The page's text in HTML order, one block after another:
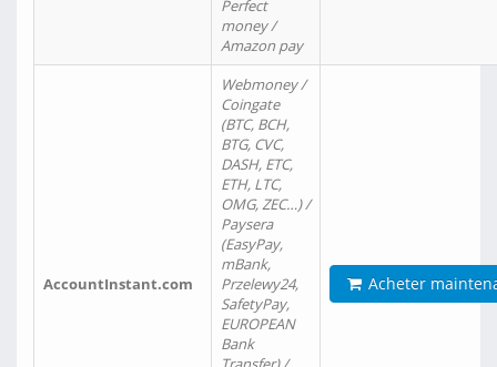
Perfect
money /
Amazon pay
AccountInstant.com
Webmoney /
Coingate
(BTC, BCH,
BTG, CVC,
DASH, ETC,
ETH, LTC,
OMG, ZEC…) /
Paysera
(EasyPay,
mBank,
Przelewy24,
SafetyPay,
EUROPEAN
Bank
Acheter